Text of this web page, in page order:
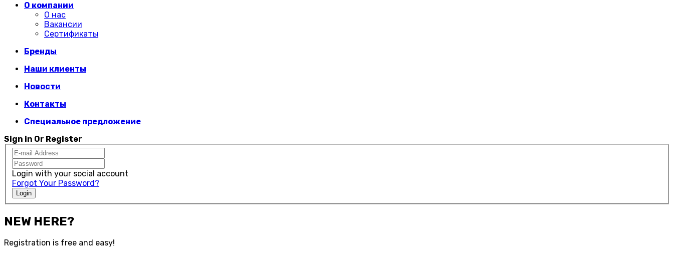
О компании
О нас
Вакансии
Сертификаты
Бренды
Наши клиенты
Новости
Контакты
Специальное предложение
Sign in Or Register
Login with your social account
Forgot Your Password?
Login
NEW HERE?
Registration is free and easy!